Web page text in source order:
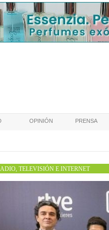
OPINIÓN PRENSA
TELEVISIÓN E INTERNET